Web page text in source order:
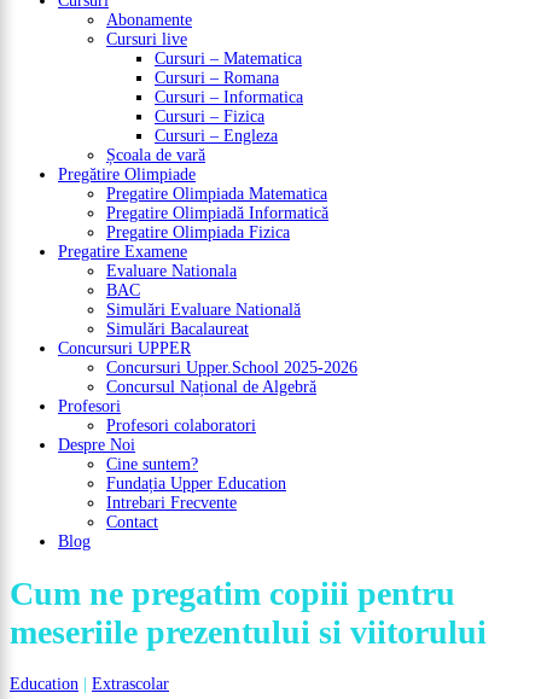
Abonamente
Cursuri live
Cursuri – Matematica
Cursuri – Romana
Cursuri – Informatica
Cursuri – Fizica
Cursuri – Engleza
Școala de vară
Pregătire Olimpiade
Pregatire Olimpiada Matematica
Pregatire Olimpiadă Informatică
Pregatire Olimpiada Fizica
Pregatire Examene
Evaluare Nationala
BAC
Simulări Evaluare Natională
Simulări Bacalaureat
Concursuri UPPER
Concursuri Upper.School 2025-2026
Concursul Național de Algebră
Profesori
Profesori colaboratori
Despre Noi
Cine suntem?
Fundația Upper Education
Intrebari Frecvente
Contact
Blog
Cum ne pregatim copiii pentru
meseriile prezentului si viitorului
Education | Extrascolar